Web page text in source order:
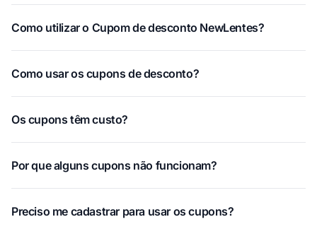
Como utilizar o Cupom de desconto NewLentes?
Como usar os cupons de desconto?
Os cupons têm custo?
Por que alguns cupons não funcionam?
Preciso me cadastrar para usar os cupons?